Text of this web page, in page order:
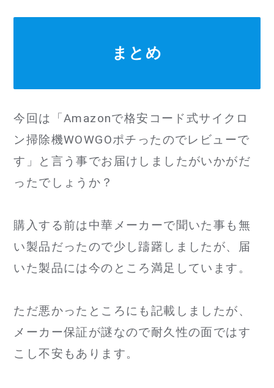
まとめ
今回は「Amazonで格安コード式サイクロ
ン掃除機WOWGOポチったのでレビューで
す」と言う事でお届けしましたがいかがだ
ったでしょうか？
購入する前は中華メーカーで聞いた事も無
い製品だったので少し躊躇しましたが、届
いた製品には今のところ満足しています。
ただ悪かったところにも記載しましたが、
メーカー保証が謎なので耐久性の面ではす
こし不安もあります。